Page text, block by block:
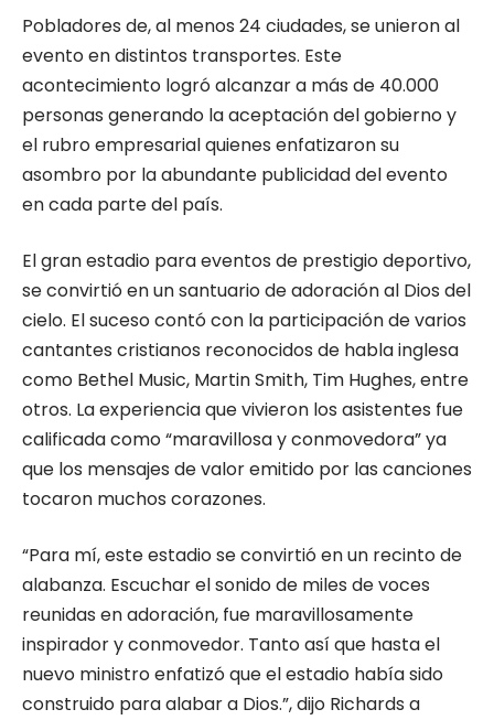
Pobladores de, al menos 24 ciudades, se unieron al
evento en distintos transportes. Este
acontecimiento logró alcanzar a más de 40.000
personas generando la aceptación del gobierno y
el rubro empresarial quienes enfatizaron su
asombro por la abundante publicidad del evento
en cada parte del país.
El gran estadio para eventos de prestigio deportivo,
se convirtió en un santuario de adoración al Dios del
cielo. El suceso contó con la participación de varios
cantantes cristianos reconocidos de habla inglesa
como Bethel Music, Martin Smith, Tim Hughes, entre
otros. La experiencia que vivieron los asistentes fue
calificada como “maravillosa y conmovedora” ya
que los mensajes de valor emitido por las canciones
tocaron muchos corazones.
“Para mí, este estadio se convirtió en un recinto de
alabanza. Escuchar el sonido de miles de voces
reunidas en adoración, fue maravillosamente
inspirador y conmovedor. Tanto así que hasta el
nuevo ministro enfatizó que el estadio había sido
construido para alabar a Dios.”, dijo Richards a